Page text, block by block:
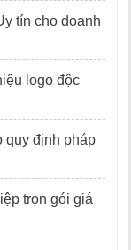
tín cho doanh
logo độc
quy định pháp
trọn gói giá